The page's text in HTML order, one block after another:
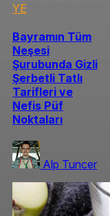
YE
Bayramın Tüm
Neşesi
Şurubunda Gizli
Şerbetli Tatlı
Tarifleri ve
Nefis Püf
Noktaları
Alp Tuncer